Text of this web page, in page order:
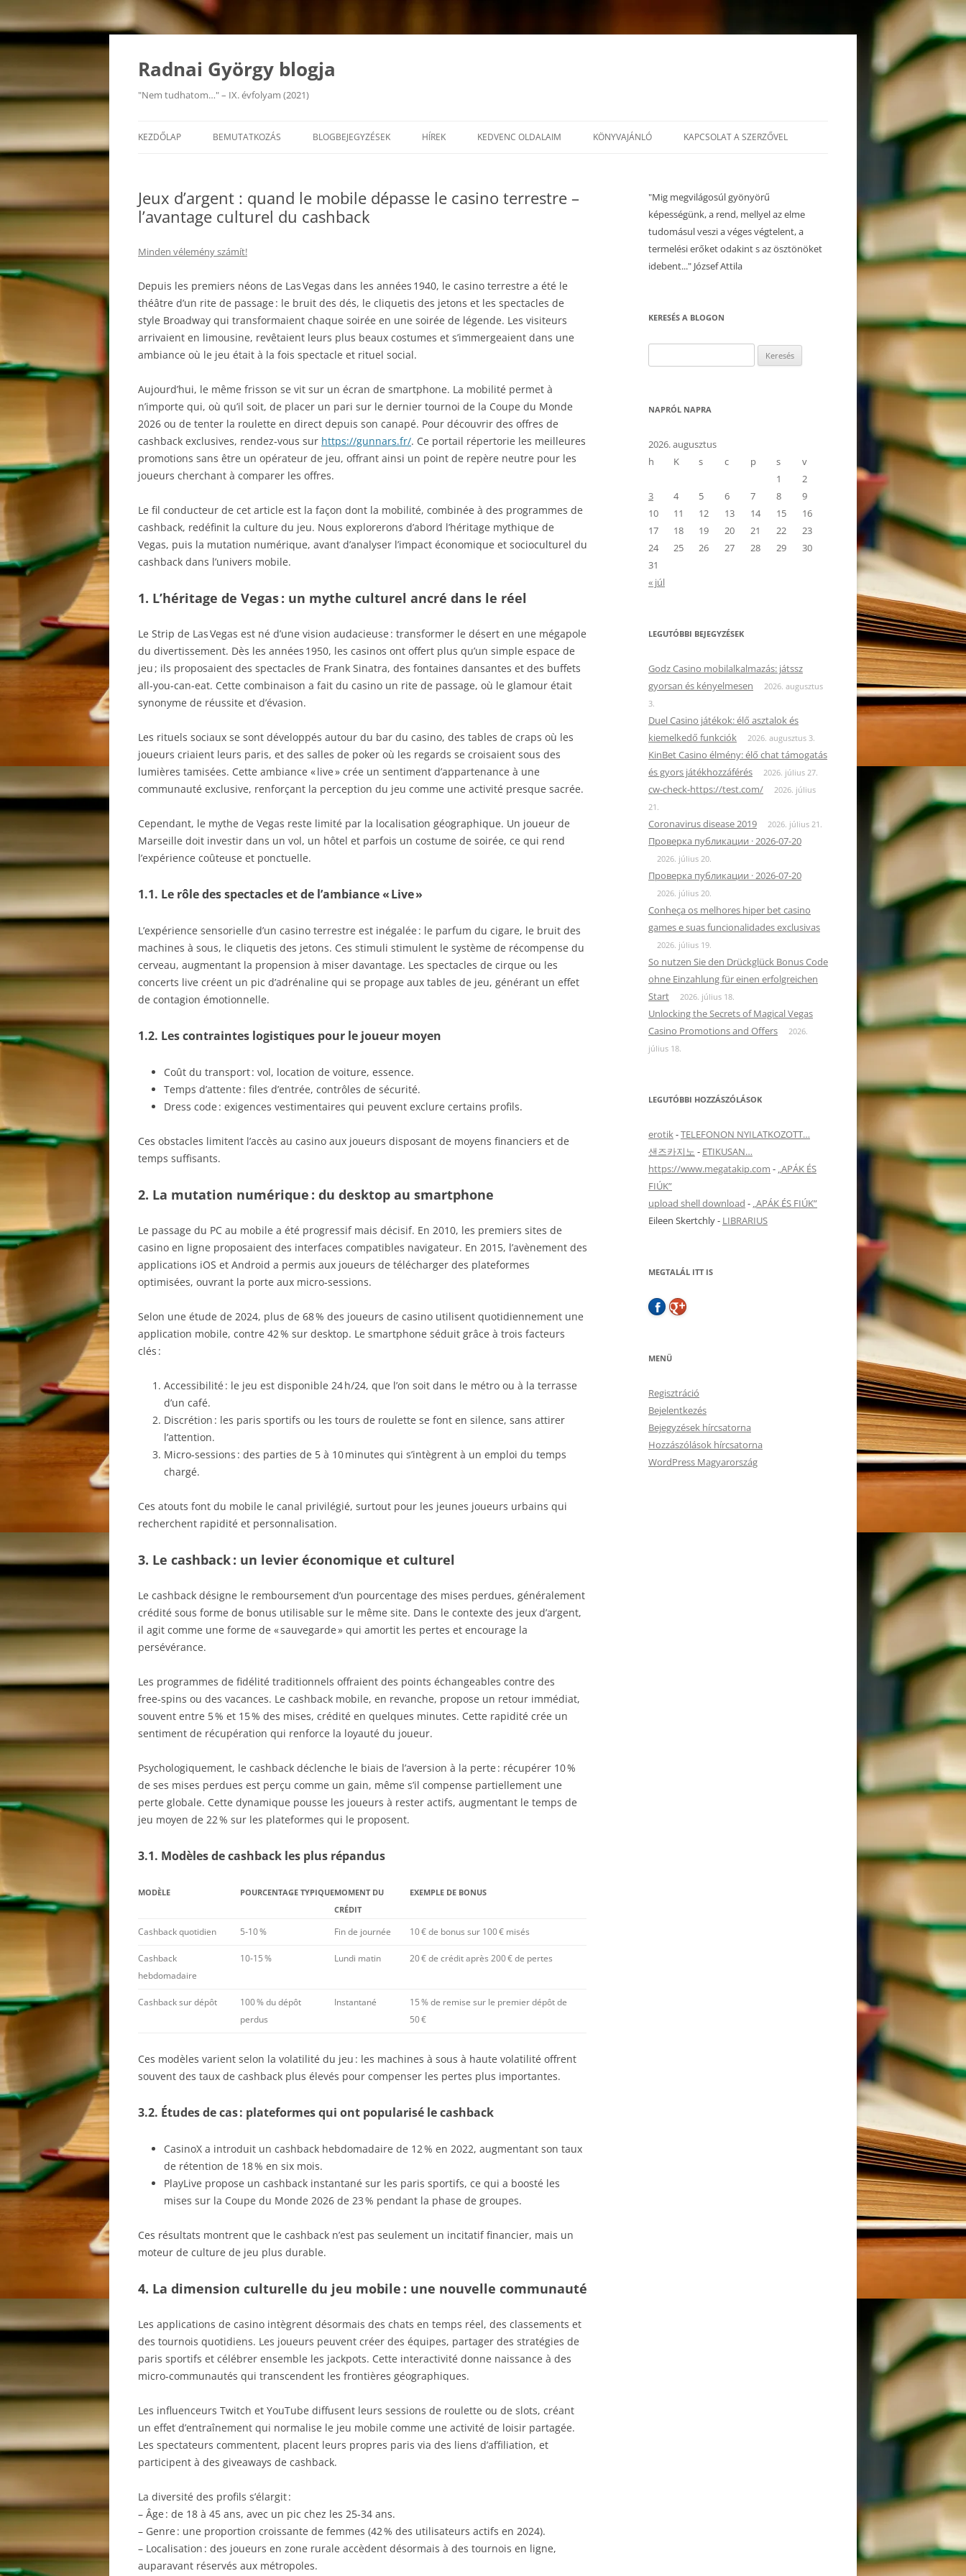
Kilépés
tartalomba
Radnai György blogja
"Nem tudhatom…" – IX. évfolyam (2021)
KEZDŐLAP BEMUTATKOZÁS BLOGBEJEGYZÉSEK HÍREK KEDVENC OLDALAIM KÖNYVAJÁNLÓ KAPCSOLAT A SZERZŐVEL
Jeux d’argent : quand le mobile dépasse le casino terrestre –
l’avantage culturel du cashback
Minden vélemény számít!
Depuis les premiers néons de Las Vegas dans les années 1940, le casino terrestre a été le
théâtre d’un rite de passage : le bruit des dés, le cliquetis des jetons et les spectacles de
style Broadway qui transformaient chaque soirée en une soirée de légende. Les visiteurs
arrivaient en limousine, revêtaient leurs plus beaux costumes et s’immergeaient dans une
ambiance où le jeu était à la fois spectacle et rituel social.
Aujourd’hui, le même frisson se vit sur un écran de smartphone. La mobilité permet à
n’importe qui, où qu’il soit, de placer un pari sur le dernier tournoi de la Coupe du Monde
2026 ou de tenter la roulette en direct depuis son canapé. Pour découvrir des offres de
cashback exclusives, rendez‑vous sur https://gunnars.fr/. Ce portail répertorie les meilleures
promotions sans être un opérateur de jeu, offrant ainsi un point de repère neutre pour les
joueurs cherchant à comparer les offres.
Le fil conducteur de cet article est la façon dont la mobilité, combinée à des programmes de
cashback, redéfinit la culture du jeu. Nous explorerons d’abord l’héritage mythique de
Vegas, puis la mutation numérique, avant d’analyser l’impact économique et socioculturel du
cashback dans l’univers mobile.
1. L’héritage de Vegas : un mythe culturel ancré dans le réel
Le Strip de Las Vegas est né d’une vision audacieuse : transformer le désert en une mégapole
du divertissement. Dès les années 1950, les casinos ont offert plus qu’un simple espace de
jeu ; ils proposaient des spectacles de Frank Sinatra, des fontaines dansantes et des buffets
all‑you‑can‑eat. Cette combinaison a fait du casino un rite de passage, où le glamour était
synonyme de réussite et d’évasion.
Les rituels sociaux se sont développés autour du bar du casino, des tables de craps où les
joueurs criaient leurs paris, et des salles de poker où les regards se croisaient sous des
lumières tamisées. Cette ambiance « live » crée un sentiment d’appartenance à une
communauté exclusive, renforçant la perception du jeu comme une activité presque sacrée.
Cependant, le mythe de Vegas reste limité par la localisation géographique. Un joueur de
Marseille doit investir dans un vol, un hôtel et parfois un costume de soirée, ce qui rend
l’expérience coûteuse et ponctuelle.
1.1. Le rôle des spectacles et de l’ambiance « Live »
L’expérience sensorielle d’un casino terrestre est inégalée : le parfum du cigare, le bruit des
machines à sous, le cliquetis des jetons. Ces stimuli stimulent le système de récompense du
cerveau, augmentant la propension à miser davantage. Les spectacles de cirque ou les
concerts live créent un pic d’adrénaline qui se propage aux tables de jeu, générant un effet
de contagion émotionnelle.
1.2. Les contraintes logistiques pour le joueur moyen
Coût du transport : vol, location de voiture, essence.
Temps d’attente : files d’entrée, contrôles de sécurité.
Dress code : exigences vestimentaires qui peuvent exclure certains profils.
Ces obstacles limitent l’accès au casino aux joueurs disposant de moyens financiers et de
temps suffisants.
2. La mutation numérique : du desktop au smartphone
Le passage du PC au mobile a été progressif mais décisif. En 2010, les premiers sites de
casino en ligne proposaient des interfaces compatibles navigateur. En 2015, l’avènement des
applications iOS et Android a permis aux joueurs de télécharger des plateformes
optimisées, ouvrant la porte aux micro‑sessions.
Selon une étude de 2024, plus de 68 % des joueurs de casino utilisent quotidiennement une
application mobile, contre 42 % sur desktop. Le smartphone séduit grâce à trois facteurs
clés :
Accessibilité : le jeu est disponible 24 h/24, que l’on soit dans le métro ou à la terrasse
d’un café.
Discrétion : les paris sportifs ou les tours de roulette se font en silence, sans attirer
l’attention.
Micro‑sessions : des parties de 5 à 10 minutes qui s’intègrent à un emploi du temps
chargé.
Ces atouts font du mobile le canal privilégié, surtout pour les jeunes joueurs urbains qui
recherchent rapidité et personnalisation.
3. Le cashback : un levier économique et culturel
Le cashback désigne le remboursement d’un pourcentage des mises perdues, généralement
crédité sous forme de bonus utilisable sur le même site. Dans le contexte des jeux d’argent,
il agit comme une forme de « sauvegarde » qui amortit les pertes et encourage la
persévérance.
Les programmes de fidélité traditionnels offraient des points échangeables contre des
free‑spins ou des vacances. Le cashback mobile, en revanche, propose un retour immédiat,
souvent entre 5 % et 15 % des mises, crédité en quelques minutes. Cette rapidité crée un
sentiment de récupération qui renforce la loyauté du joueur.
Psychologiquement, le cashback déclenche le biais de l’aversion à la perte : récupérer 10 %
de ses mises perdues est perçu comme un gain, même s’il compense partiellement une
perte globale. Cette dynamique pousse les joueurs à rester actifs, augmentant le temps de
jeu moyen de 22 % sur les plateformes qui le proposent.
3.1. Modèles de cashback les plus répandus
MODÈLE POURCENTAGE TYPIQUEMOMENT DU
CRÉDIT
EXEMPLE DE BONUS
Cashback quotidien 5‑10 % Fin de journée 10 € de bonus sur 100 € misés
Cashback
hebdomadaire
10‑15 % Lundi matin 20 € de crédit après 200 € de pertes
Cashback sur dépôt
100 % du dépôt
perdus
Instantané
15 % de remise sur le premier dépôt de
50 €
Ces modèles varient selon la volatilité du jeu : les machines à sous à haute volatilité offrent
souvent des taux de cashback plus élevés pour compenser les pertes plus importantes.
3.2. Études de cas : plateformes qui ont popularisé le cashback
CasinoX a introduit un cashback hebdomadaire de 12 % en 2022, augmentant son taux
de rétention de 18 % en six mois.
PlayLive propose un cashback instantané sur les paris sportifs, ce qui a boosté les
mises sur la Coupe du Monde 2026 de 23 % pendant la phase de groupes.
Ces résultats montrent que le cashback n’est pas seulement un incitatif financier, mais un
moteur de culture de jeu plus durable.
4. La dimension culturelle du jeu mobile : une nouvelle communauté
Les applications de casino intègrent désormais des chats en temps réel, des classements et
des tournois quotidiens. Les joueurs peuvent créer des équipes, partager des stratégies de
paris sportifs et célébrer ensemble les jackpots. Cette interactivité donne naissance à des
micro‑communautés qui transcendent les frontières géographiques.
Les influenceurs Twitch et YouTube diffusent leurs sessions de roulette ou de slots, créant
un effet d’entraînement qui normalise le jeu mobile comme une activité de loisir partagée.
Les spectateurs commentent, placent leurs propres paris via des liens d’affiliation, et
participent à des giveaways de cashback.
La diversité des profils s’élargit :
– Âge : de 18 à 45 ans, avec un pic chez les 25‑34 ans.
– Genre : une proportion croissante de femmes (42 % des utilisateurs actifs en 2024).
– Localisation : des joueurs en zone rurale accèdent désormais à des tournois en ligne,
auparavant réservés aux métropoles.
"Mig megvilágosúl gyönyörű
képességünk, a rend, mellyel az elme
tudomásul veszi a véges végtelent, a
termelési erőket odakint s az ösztönöket
idebent..." József Attila
KERESÉS A BLOGON
NAPRÓL NAPRA
2026. augusztus
h
K s c p s
v
1
2
3
4 5 6 7 8
9
10
11 12 13 14 15
16
17
18 19 20 21 22
23
24
25 26 27 28 29
30
31
« júl
LEGUTÓBBI BEJEGYZÉSEK
Godz Casino mobilalkalmazás: játssz
gyorsan és kényelmesen
2026. augusztus
3.
Duel Casino játékok: élő asztalok és
kiemelkedő funkciók
2026. augusztus 3.
KinBet Casino élmény: élő chat támogatás
és gyors játékhozzáférés
2026. július 27.
cw-check-https://test.com/
2026. július
21.
Coronavirus disease 2019 2026. július 21.
Проверка публикации · 2026-07-20
2026. július 20.
Проверка публикации · 2026-07-20
2026. július 20.
Conheça os melhores hiper bet casino
games e suas funcionalidades exclusivas
2026. július 19.
So nutzen Sie den Drückglück Bonus Code
ohne Einzahlung für einen erfolgreichen
Start
2026. július 18.
Unlocking the Secrets of Magical Vegas
Casino Promotions and Offers
2026.
július 18.
LEGUTÓBBI HOZZÁSZÓLÁSOK
erotik-TELEFONON NYILATKOZOTT…
샌즈카지노 - ETIKUSAN…
https://www.megatakip.com - „APÁK ÉS
FIÚK”
upload shell download - „APÁK ÉS FIÚK”
Eileen Skertchly- LIBRARIUS
MEGTALÁL ITT IS
MENÜ
Regisztráció
Bejelentkezés
Bejegyzések hírcsatorna
Hozzászólások hírcsatorna
WordPress Magyarország